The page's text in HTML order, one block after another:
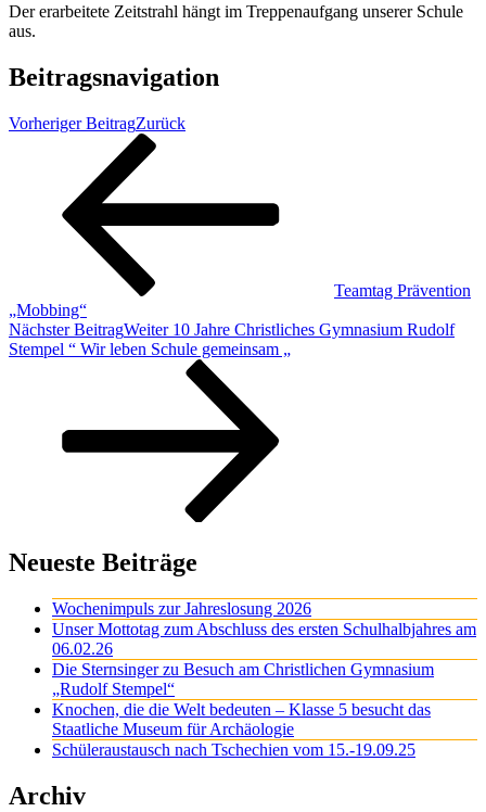
Der erarbeitete Zeitstrahl hängt im Treppenaufgang unserer Schule
aus.
Beitragsnavigation
Vorheriger BeitragZurück
Teamtag Prävention
„Mobbing“
Nächster BeitragWeiter 10 Jahre Christliches Gymnasium Rudolf
Stempel “ Wir leben Schule gemeinsam „
Neueste Beiträge
Wochenimpuls zur Jahreslosung 2026
Unser Mottotag zum Abschluss des ersten Schulhalbjahres am
06.02.26
Die Sternsinger zu Besuch am Christlichen Gymnasium
„Rudolf Stempel“
Knochen, die die Welt bedeuten – Klasse 5 besucht das
Staatliche Museum für Archäologie
Schüleraustausch nach Tschechien vom 15.-19.09.25
Archiv